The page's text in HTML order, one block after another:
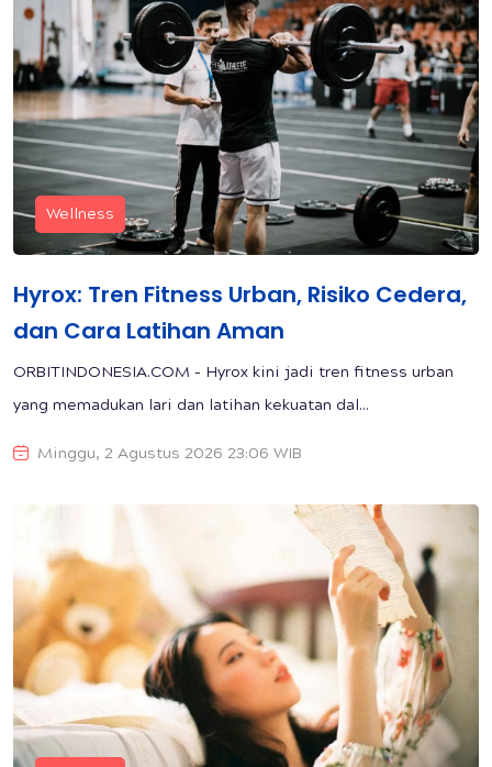
Wellness
Hyrox: Tren Fitness Urban, Risiko Cedera,
dan Cara Latihan Aman
ORBITINDONESIA.COM – Hyrox kini jadi tren fitness urban
yang memadukan lari dan latihan kekuatan dal...
Minggu, 2 Agustus 2026 23:06 WIB